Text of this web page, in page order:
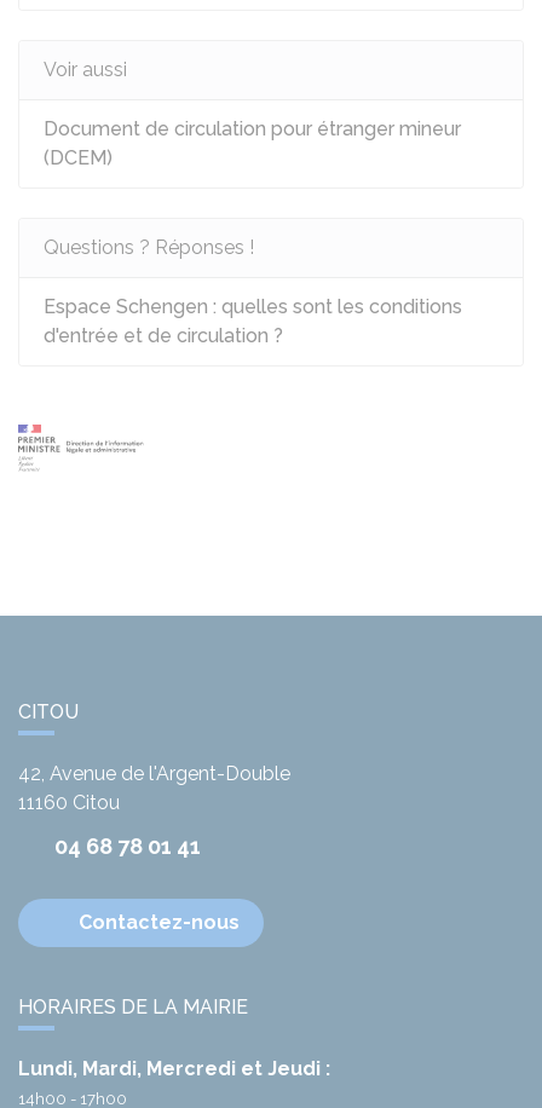
Voir aussi
Document de circulation pour étranger mineur
(DCEM)
Questions ? Réponses !
Espace Schengen : quelles sont les conditions
d'entrée et de circulation ?
CITOU
42, Avenue de l'Argent-Double
11160 Citou
04 68 78 01 41
Contactez-nous
HORAIRES DE LA MAIRIE
Lundi, Mardi, Mercredi et Jeudi :
14h00 - 17h00